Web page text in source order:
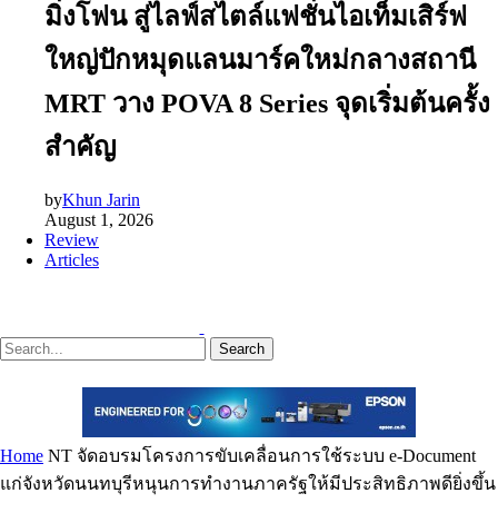
มิ่งโฟน สู่ไลฟ์สไตล์แฟชั่นไอเท็มเสิร์ฟ
ใหญ่ปักหมุดแลนมาร์คใหม่กลางสถานี
MRT วาง POVA 8 Series จุดเริ่มต้นครั้ง
สำคัญ
byKhun Jarin
August 1, 2026
Review
Articles
Search
Home NT จัดอบรมโครงการขับเคลื่อนการใช้ระบบ e-Document
แก่จังหวัดนนทบุรีหนุนการทำงานภาครัฐให้มีประสิทธิภาพดียิ่งขึ้น